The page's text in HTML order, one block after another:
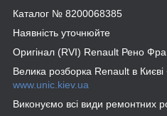
Каталог № 8200068385
Наявність уточнюйте
Оригінал (RVI) Renault Рено
Велика розборка Renault в Києві
www.unic.kiev.ua
Виконуємо всі види ремонтних